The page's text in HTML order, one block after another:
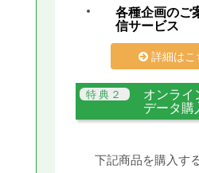
各種企画のご
信サービス
詳細はこ
オンライ
データ購
下記商品を購入す